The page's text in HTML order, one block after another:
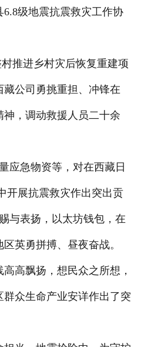
级地震抗震救灾工作协
推进乡村灾后恢复重建项
藏公司勇挑重担、冲锋在
，调动救援人员二十余
应急物资等，对在西藏日
开展抗震救灾作出突出贡
与表扬，以太坊钱包，在
英勇拼搏、昼夜奋战。
高飘扬，想民众之所想，
众生命产业安详作出了突